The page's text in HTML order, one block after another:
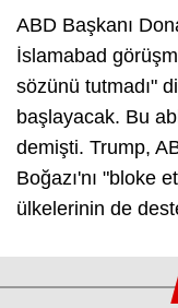
ABD Başkanı
İslamabad
sözünü tutmadı"
başlayacak. Bu
demişti. Trump,
Boğazı'nı "bloke
ülkelerinin de